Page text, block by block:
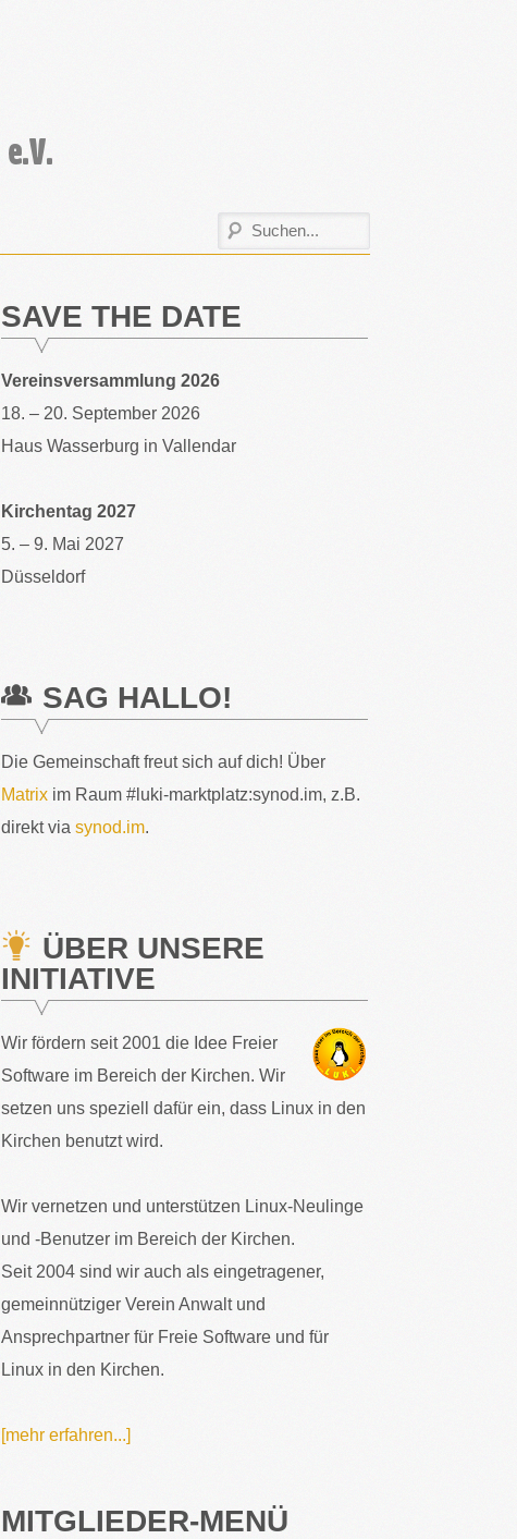
SAVE THE DATE
Vereinsversammlung 2026
18. – 20. September 2026
Haus Wasserburg in Vallendar
Kirchentag 2027
5. – 9. Mai 2027
Düsseldorf
SAG HALLO!
Die Gemeinschaft freut sich auf dich! Über
Matrix im Raum #luki-marktplatz:synod.im, z.B.
direkt viasynod.im.
ÜBER UNSERE
INITIATIVE
Wir fördern seit 2001 die Idee Freier
Software im Bereich der Kirchen. Wir
setzen uns speziell dafür ein, dass Linux in den
Kirchen benutzt wird.
Wir vernetzen und unterstützen Linux-Neulinge
und -Benutzer im Bereich der Kirchen.
Seit 2004 sind wir auch als eingetragener,
gemeinnütziger Verein Anwalt und
Ansprechpartner für Freie Software und für
Linux in den Kirchen.
[mehr erfahren...]
MITGLIEDER-MENÜ